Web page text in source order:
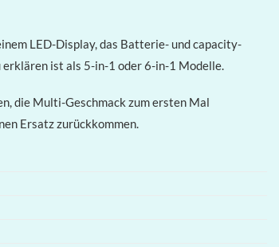
LED-Display, das Batterie- und capacity-
ist als 5-in-1 oder 6-in-1 Modelle.
die Multi-Geschmack zum ersten Mal
Ersatz zurückkommen.